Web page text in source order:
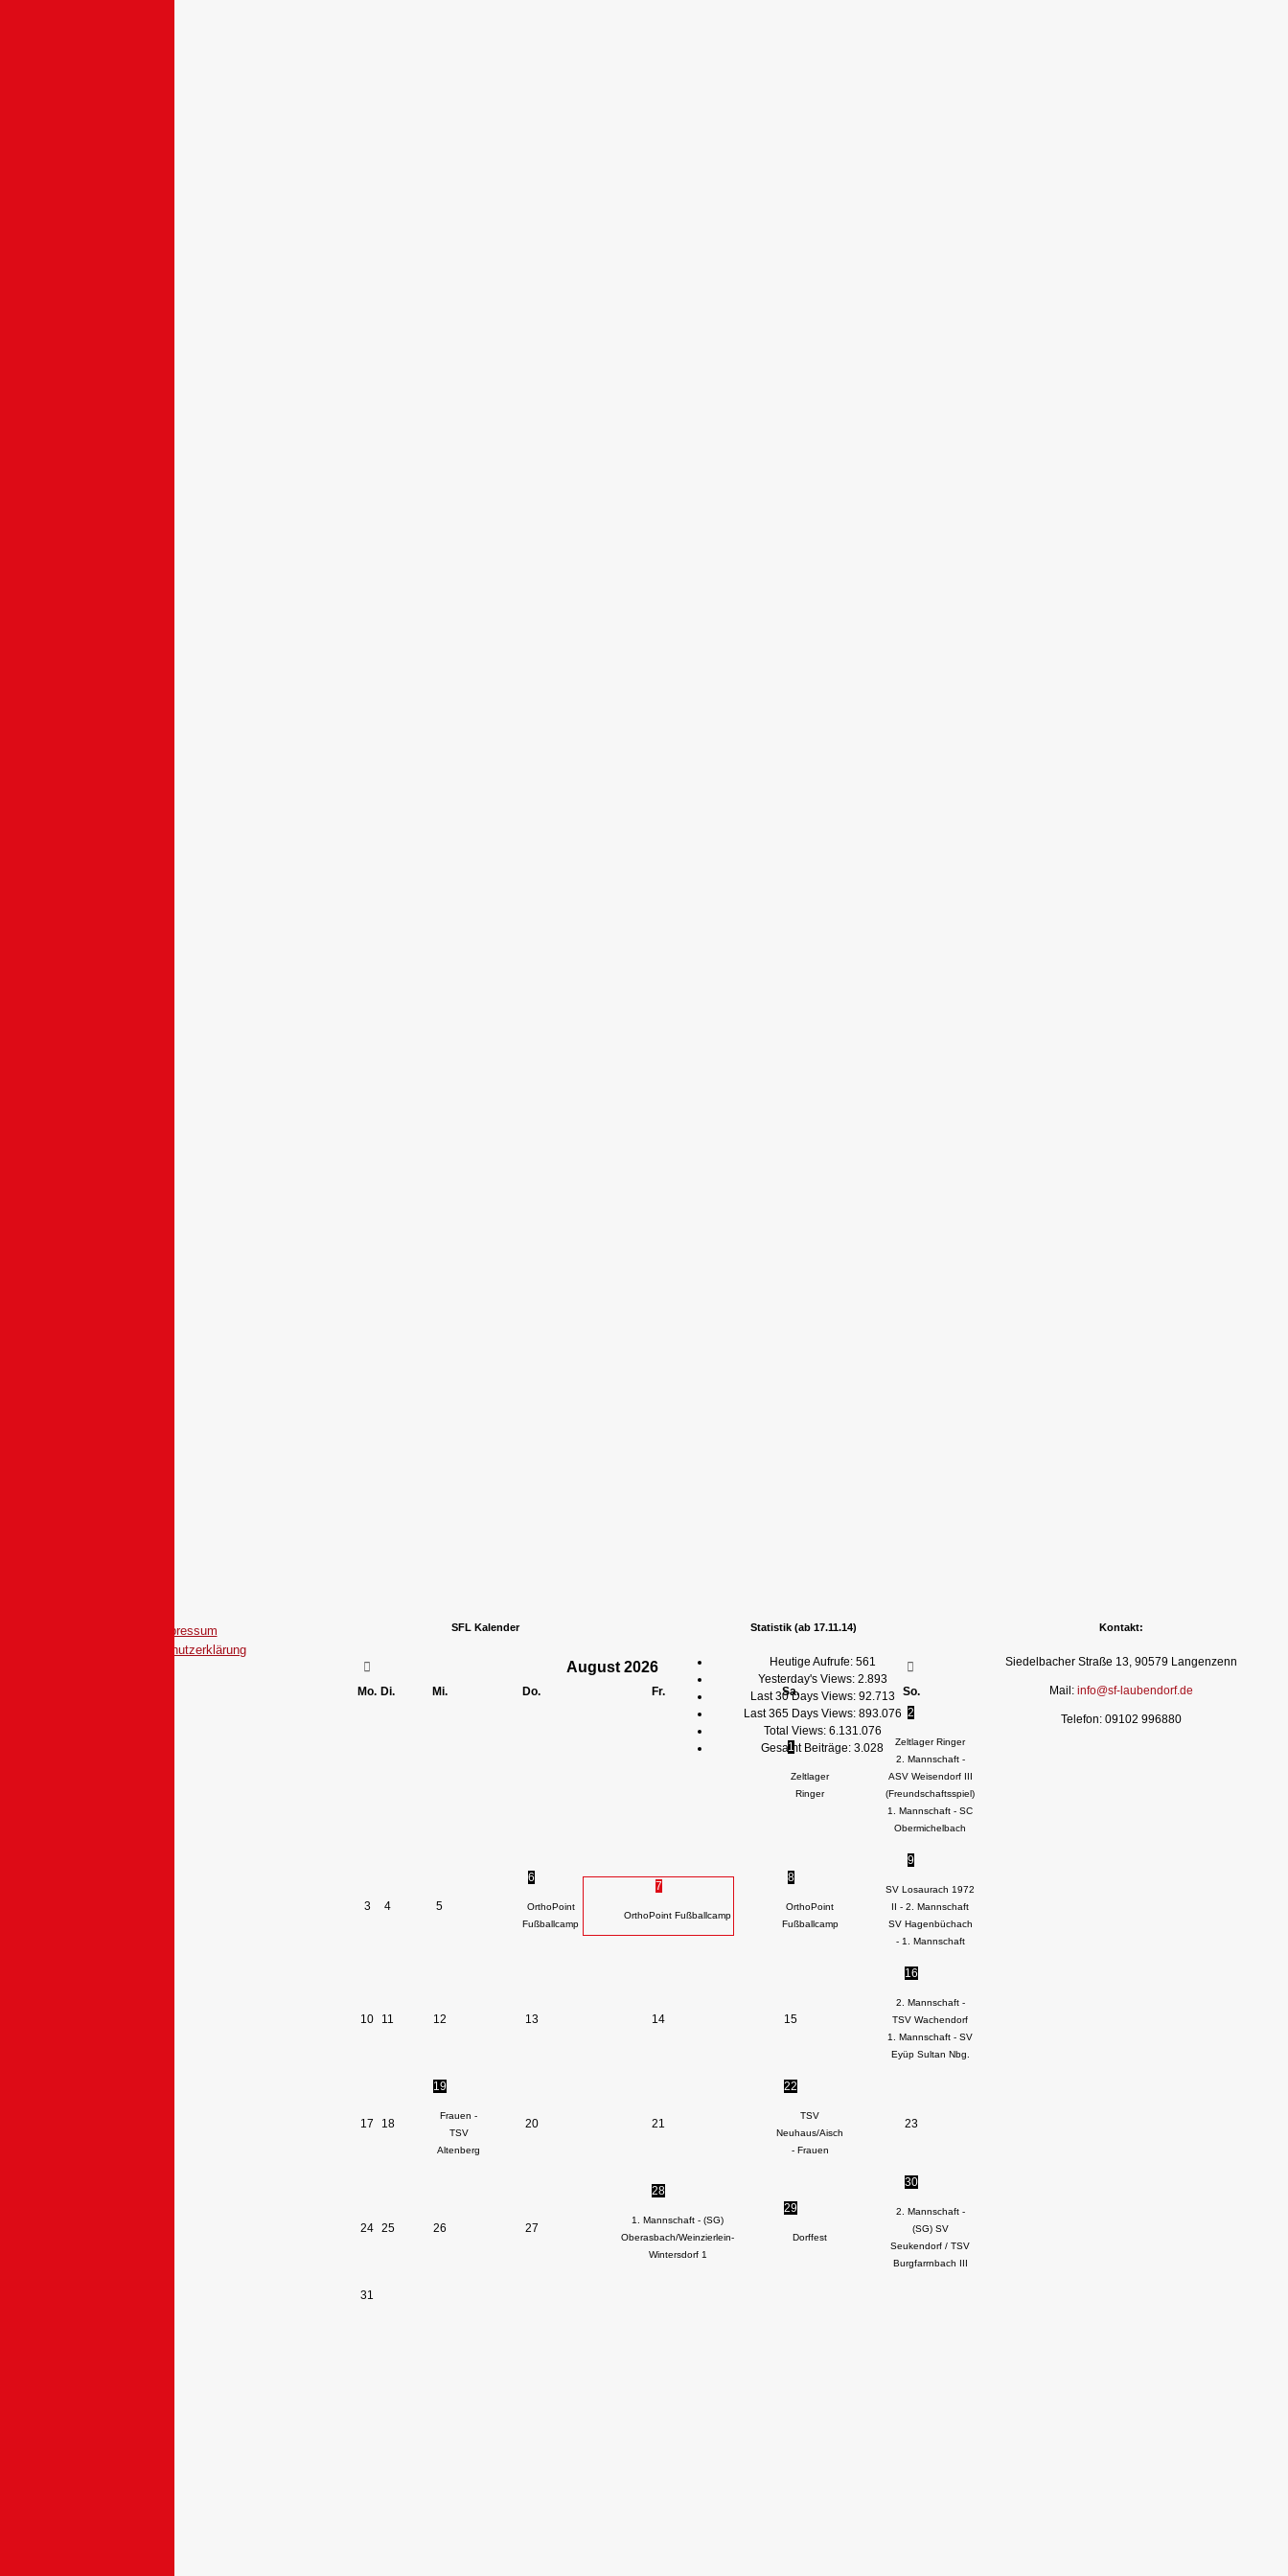
Impressum
Datenschutzerklärung
SFL Kalender
August 2026
Mo. Di. Mi. Do. Fr. Sa. So.
1
Zeltlager
Ringer
2
Zeltlager Ringer
2. Mannschaft -
ASV Weisendorf III
(Freundschaftsspiel)
1. Mannschaft - SC
Obermichelbach
3 4 5
6
OrthoPoint
Fußballcamp
7
OrthoPoint Fußballcamp
8
OrthoPoint
Fußballcamp
9
SV Losaurach 1972
II - 2. Mannschaft
SV Hagenbüchach
- 1. Mannschaft
10 11 12 13 14 15
16
2. Mannschaft -
TSV Wachendorf
1. Mannschaft - SV
Eyüp Sultan Nbg.
17 18
19
Frauen -
TSV
Altenberg
20 21
22
TSV
Neuhaus/Aisch
- Frauen
23
24 25 26 27
28
1. Mannschaft - (SG)
Oberasbach/Weinzierlein-
Wintersdorf 1
29
Dorffest
30
2. Mannschaft -
(SG) SV
Seukendorf / TSV
Burgfarrnbach III
31
Statistik (ab 17.11.14)
Heutige Aufrufe: 561
Yesterday's Views: 2.893
Last 30 Days Views: 92.713
Last 365 Days Views: 893.076
Total Views: 6.131.076
Gesamt Beiträge: 3.028
Kontakt:
Siedelbacher Straße 13, 90579 Langenzenn
Mail: info@sf-laubendorf.de
Telefon: 09102 996880